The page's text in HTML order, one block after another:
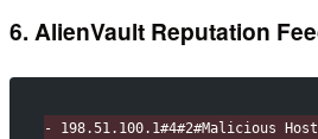
6. AlienVault Reputation
- 198.51.100.1#4#2#Malicious